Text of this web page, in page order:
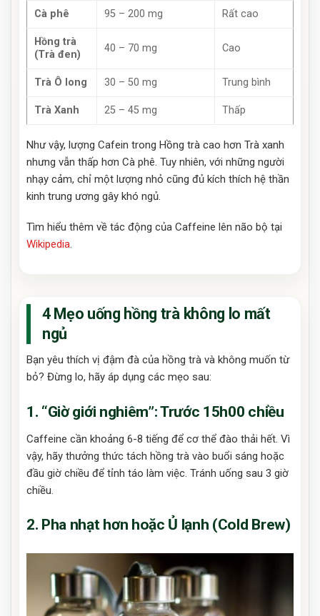
Cà phê 95 – 200 mg Rất cao
Hồng trà
(Trà đen)
40 – 70 mg Cao
Trà Ô long 30 – 50 mg Trung bình
Trà Xanh 25 – 45 mg Thấp
Như vậy, lượng Cafein trong Hồng trà cao hơn Trà xanh
nhưng vẫn thấp hơn Cà phê. Tuy nhiên, với những người
nhạy cảm, chỉ một lượng nhỏ cũng đủ kích thích hệ thần
kinh trung ương gây khó ngủ.
Tìm hiểu thêm về tác động của Caffeine lên não bộ tại
Wikipedia.
4 Mẹo uống hồng trà không lo mất
ngủ
Bạn yêu thích vị đậm đà của hồng trà và không muốn từ
bỏ? Đừng lo, hãy áp dụng các mẹo sau:
1. “Giờ giới nghiêm”: Trước 15h00 chiều
Caffeine cần khoảng 6-8 tiếng để cơ thể đào thải hết. Vì
vậy, hãy thưởng thức tách hồng trà vào buổi sáng hoặc
đầu giờ chiều để tỉnh táo làm việc. Tránh uống sau 3 giờ
chiều.
2. Pha nhạt hơn hoặc Ủ lạnh (Cold Brew)